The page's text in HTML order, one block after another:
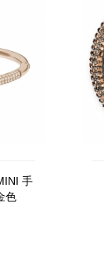
手
色